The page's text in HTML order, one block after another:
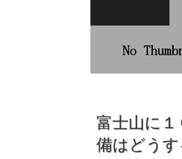
富士山に
備はどうす